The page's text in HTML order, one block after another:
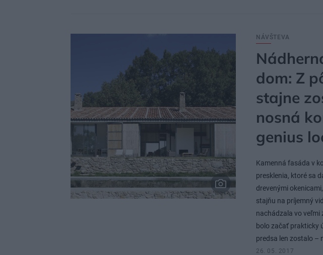
NÁVŠTEVA
dom: Z
stajne
nosná
genius
Kamenná fasáda v
presklenia, ktoré sa
drevenými
stajňu na príjemný
nachádzala vo veľmi
bolo začať prakticky
predsa len zostalo –
26. 05. 2017